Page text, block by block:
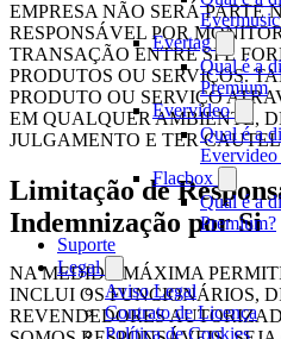
Evertag
Qual é a
Premium
Evervideo
Qual é a
Evervideo
Flacbox
Qual é a
Premium?
Suporte
Legal
Aviso Legal
Contrato de Licença
Política de Cookies
EMPRESA NÃO SERÁ PARTE
RESPONSÁVEL POR
TRANSAÇÃO ENTRE SI E
PRODUTOS OU SERVIÇOS.
PRODUTO OU SERVIÇO
EM QUALQUER AMBIENTE,
JULGAMENTO E TER
Limitação de
Indemnização por Si
NA MEDIDA MÁXIMA
INCLUI OS FUNCIONÁRIOS,
REVENDEDORES